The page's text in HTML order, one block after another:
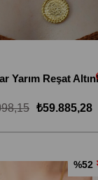
₺59.885,28
%52